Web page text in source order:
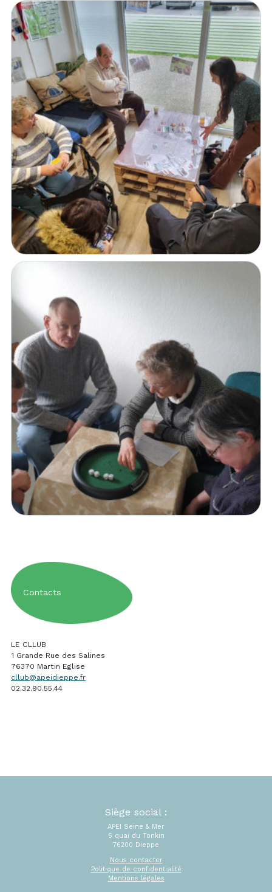
Contacts
LE CLLUB
1 Grande Rue des Salines
76370 Martin Eglise
cllub@apeidieppe.fr
02.32.90.55.44
Siège social :
APEI Seine & Mer
5 quai du Tonkin
76200 Dieppe
Nous contacter
Politique de confidentialité
Mentions légales